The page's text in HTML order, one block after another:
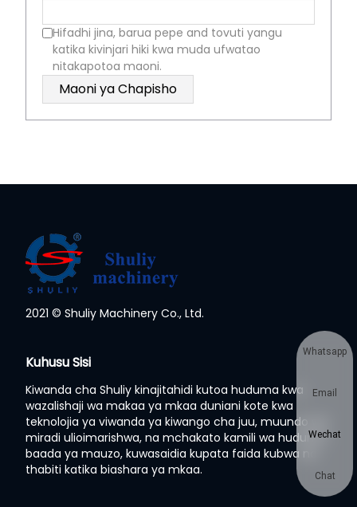
Hifadhi jina, barua pepe and tovuti yangu
katika kivinjari hiki kwa muda ufwatao
nitakapotoa maoni.
2021 © Shuliy Machinery Co., Ltd.
Kuhusu Sisi
Kiwanda cha Shuliy kinajitahidi kutoa huduma kwa
wazalishaji wa makaa ya mkaa duniani kote kwa
teknolojia ya viwanda ya kiwango cha juu, muundo wa
miradi ulioimarishwa, na mchakato kamili wa huduma
baada ya mauzo, kuwasaidia kupata faida kubwa na
thabiti katika biashara ya mkaa.
Whatsapp
Email
Wechat
Chat